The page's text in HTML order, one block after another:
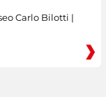
Carlo Bilotti |